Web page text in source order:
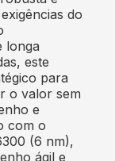
do
longa
este
para
o valor sem
e
com o
(6 nm),
ágil e